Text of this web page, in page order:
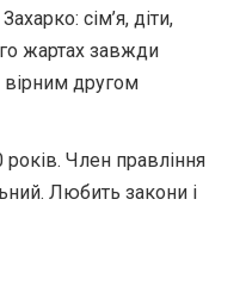
сім’я, діти,
жартах завжди
вірним другом
років. Член правління
Любить закони і